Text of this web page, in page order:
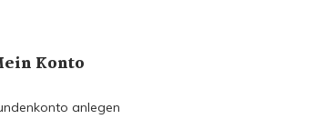
Konto
anlegen